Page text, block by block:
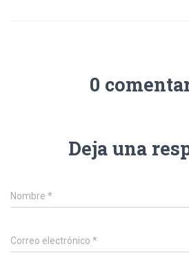
0
Deja una
Nombre *
Correo electrónico *